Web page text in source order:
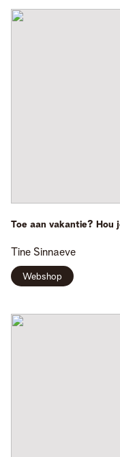
Toe aan vakantie? Hou
Tine Sinnaeve
Webshop